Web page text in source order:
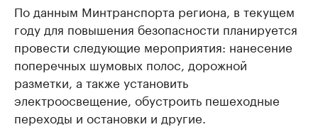
По данным Минтранспорта региона, в текущем
году для повышения безопасности планируется
провести следующие мероприятия: нанесение
поперечных шумовых полос, дорожной
разметки, а также установить
электроосвещение, обустроить пешеходные
переходы и остановки и другие.